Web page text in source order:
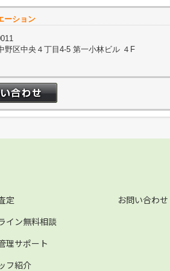
ーション
野区中央４丁目4-5 第一小林ビル ４F
定
イン無料相談
理サポート
フ紹介
お問い合わせ